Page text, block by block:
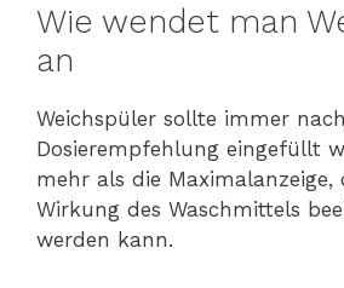
Wie wendet man
an
Weichspüler sollte immer
Dosierempfehlung eingefüllt
mehr als die Maximalanzeige,
Wirkung des Waschmittels
werden kann.